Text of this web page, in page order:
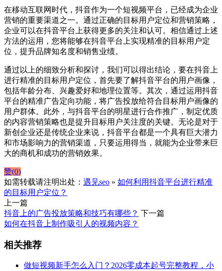
在移动互联网时代，抖音作为一个短视频平台，已经成为企业
营销的重要渠道之一。通过正确的目标用户定位和营销策略，
企业可以在抖音平台上获得更多的关注和认可。相信通过上述
方法的运用，您将能够在抖音平台上实现精准的目标用户定
位，提升品牌知名度和销售业绩。
通过以上的细致分析和探讨，我们可以得出结论，要在抖音上
进行精准的目标用户定位，首先要了解抖音平台的用户画像，
包括年龄分布、兴趣爱好和地理位置等。其次，通过运用抖音
平台的精准广告定向功能，将广告投放给符合目标用户画像的
用户群体。此外，与抖音平台的明星进行合作推广，制定优质
的内容营销策略也是提升目标用户关注度的关键。无论是对于
新创企业还是传统企业来说，抖音平台都是一个具有巨大潜力
和市场影响力的营销渠道，只要运用得当，就能为企业带来巨
大的商机和成功的营销效果。
赞(0)
如需转载请注明出处： 遇见seo » 如何利用抖音平台进行精准
的目标用户定位？
上一篇
抖音上的广告投放策略和技巧有哪些？ 下一篇
如何在抖音上制作吸引人的视频内容？
相关推荐
做短视频新手怎么入门？2026零成本起号完整教程，小